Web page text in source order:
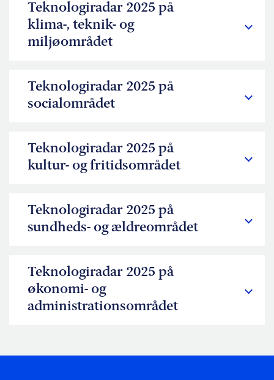
Teknologiradar 2025 på
klima-, teknik- og
miljøområdet
Teknologiradar 2025 på
socialområdet
Teknologiradar 2025 på
kultur- og fritidsområdet
Teknologiradar 2025 på
sundheds- og ældreområdet
Teknologiradar 2025 på
økonomi- og
administrationsområdet